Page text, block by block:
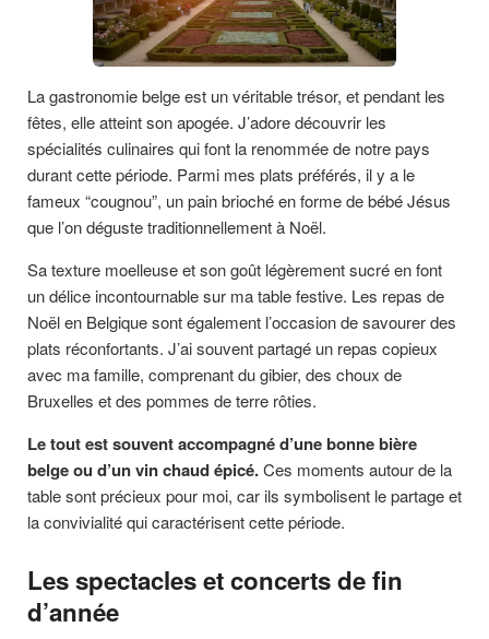
La gastronomie belge est un véritable trésor, et pendant les
fêtes, elle atteint son apogée. J’adore découvrir les
spécialités culinaires qui font la renommée de notre pays
durant cette période. Parmi mes plats préférés, il y a le
fameux “cougnou”, un pain brioché en forme de bébé Jésus
que l’on déguste traditionnellement à Noël.
Sa texture moelleuse et son goût légèrement sucré en font
un délice incontournable sur ma table festive. Les repas de
Noël en Belgique sont également l’occasion de savourer des
plats réconfortants. J’ai souvent partagé un repas copieux
avec ma famille, comprenant du gibier, des choux de
Bruxelles et des pommes de terre rôties.
Le tout est souvent accompagné d’une bonne bière
belge ou d’un vin chaud épicé.Ces moments autour de la
table sont précieux pour moi, car ils symbolisent le partage et
la convivialité qui caractérisent cette période.
Les spectacles et concerts de fin
d’année